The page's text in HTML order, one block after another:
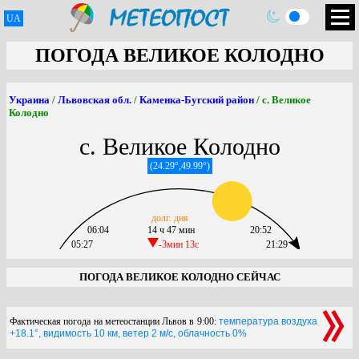
UA
ПОГОДА ВЕЛИКОЕ КОЛОДНО
Украина / Львовская обл. / Каменка-Бугский район / с. Великое
Колодно
с. Великое Колодно
(24.29°,49.99°)
05:27
06:04
14 ч 47 мин
-3мин 13c
долг. дня
21:29
20:52
ПОГОДА ВЕЛИКОЕ КОЛОДНО СЕЙЧАС
Фактическая погода на метеостанции Львов в 9:00: температура воздуха
+18.1°, видимость 10 км, ветер 2 м/с, облачность 0%